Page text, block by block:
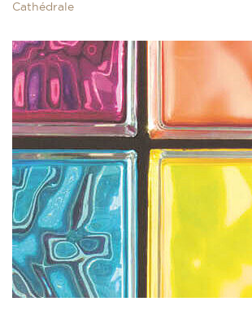
Cathédrale